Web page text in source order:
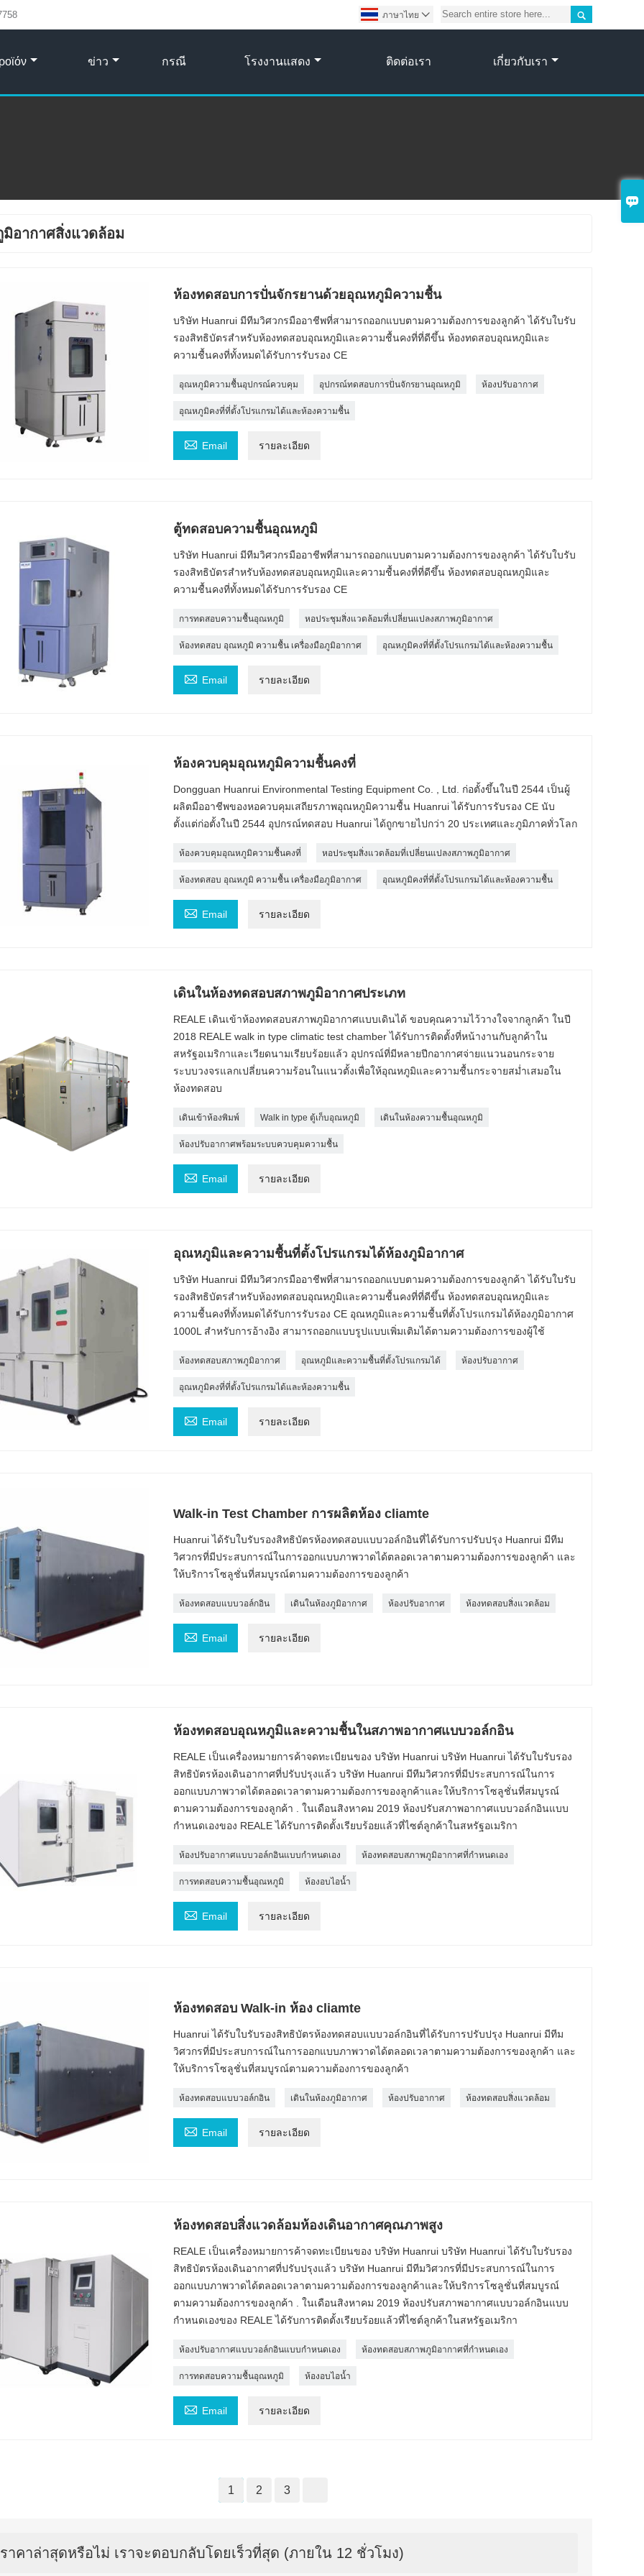


ภาษาไทย 
ข่าว กรณี โรงงานแสดง ติดต่อเรา เกี่ยวกับเรา
มิอากาศสิ่งแวดล้อม
ห้องทดสอบการปั่นจักรยานด้วยอุณหภูมิความชื้น
บริษัท Huanrui มีทีมวิศวกรมืออาชีพที่สามารถออกแบบตามความต้องการของลูกค้า ได้รับใบรับ
รองสิทธิบัตรสำหรับห้องทดสอบอุณหภูมิและความชื้นคงที่ที่ดีขึ้น ห้องทดสอบอุณหภูมิและ
ความชื้นคงที่ทั้งหมดได้รับการรับรอง CE
อุณหภูมิความชื้นอุปกรณ์ควบคุม อุปกรณ์ทดสอบการปั่นจักรยานอุณหภูมิ ห้องปรับอากาศ
อุณหภูมิคงที่ที่ตั้งโปรแกรมได้และห้องความชื้น
 Email รายละเอียด
ตู้ทดสอบความชื้นอุณหภูมิ
บริษัท Huanrui มีทีมวิศวกรมืออาชีพที่สามารถออกแบบตามความต้องการของลูกค้า ได้รับใบรับ
รองสิทธิบัตรสำหรับห้องทดสอบอุณหภูมิและความชื้นคงที่ที่ดีขึ้น ห้องทดสอบอุณหภูมิและ
ความชื้นคงที่ทั้งหมดได้รับการรับรอง CE
การทดสอบความชื้นอุณหภูมิ หอประชุมสิ่งแวดล้อมที่เปลี่ยนแปลงสภาพภูมิอากาศ
ห้องทดสอบ อุณหภูมิ ความชื้น เครื่องมือภูมิอากาศ อุณหภูมิคงที่ที่ตั้งโปรแกรมได้และห้องความชื้น
 Email รายละเอียด
ห้องควบคุมอุณหภูมิความชื้นคงที่
Dongguan Huanrui Environmental Testing Equipment Co. , Ltd. ก่อตั้งขึ้นในปี 2544 เป็นผู้
ผลิตมืออาชีพของหอควบคุมเสถียรภาพอุณหภูมิความชื้น Huanrui ได้รับการรับรอง CE นับ
ตั้งแต่ก่อตั้งในปี 2544 อุปกรณ์ทดสอบ Huanrui ได้ถูกขายไปกว่า 20 ประเทศและภูมิภาคทั่วโลก
ห้องควบคุมอุณหภูมิความชื้นคงที่ หอประชุมสิ่งแวดล้อมที่เปลี่ยนแปลงสภาพภูมิอากาศ
ห้องทดสอบ อุณหภูมิ ความชื้น เครื่องมือภูมิอากาศ อุณหภูมิคงที่ที่ตั้งโปรแกรมได้และห้องความชื้น
 Email รายละเอียด
เดินในห้องทดสอบสภาพภูมิอากาศประเภท
REALE เดินเข้าห้องทดสอบสภาพภูมิอากาศแบบเดินได้ ขอบคุณความไว้วางใจจากลูกค้า ในปี
2018 REALE walk in type climatic test chamber ได้รับการติดตั้งที่หน้างานกับลูกค้าใน
สหรัฐอเมริกาและเวียดนามเรียบร้อยแล้ว อุปกรณ์ที่มีหลายปีกอากาศจ่ายแนวนอนกระจาย
ระบบวงจรแลกเปลี่ยนความร้อนในแนวตั้งเพื่อให้อุณหภูมิและความชื้นกระจายสม่ำเสมอใน
ห้องทดสอบ
เดินเข้าห้องพิมพ์ Walk in type ตู้เก็บอุณหภูมิ เดินในห้องความชื้นอุณหภูมิ
ห้องปรับอากาศพร้อมระบบควบคุมความชื้น
 Email รายละเอียด
อุณหภูมิและความชื้นที่ตั้งโปรแกรมได้ห้องภูมิอากาศ
บริษัท Huanrui มีทีมวิศวกรมืออาชีพที่สามารถออกแบบตามความต้องการของลูกค้า ได้รับใบรับ
รองสิทธิบัตรสำหรับห้องทดสอบอุณหภูมิและความชื้นคงที่ที่ดีขึ้น ห้องทดสอบอุณหภูมิและ
ความชื้นคงที่ทั้งหมดได้รับการรับรอง CE อุณหภูมิและความชื้นที่ตั้งโปรแกรมได้ห้องภูมิอากาศ
1000L สำหรับการอ้างอิง สามารถออกแบบรูปแบบเพิ่มเติมได้ตามความต้องการของผู้ใช้
ห้องทดสอบสภาพภูมิอากาศ อุณหภูมิและความชื้นที่ตั้งโปรแกรมได้ ห้องปรับอากาศ
อุณหภูมิคงที่ที่ตั้งโปรแกรมได้และห้องความชื้น
 Email รายละเอียด
Walk-in Test Chamber การผลิตห้อง cliamte
Huanrui ได้รับใบรับรองสิทธิบัตรห้องทดสอบแบบวอล์กอินที่ได้รับการปรับปรุง Huanrui มีทีม
วิศวกรที่มีประสบการณ์ในการออกแบบภาพวาดได้ตลอดเวลาตามความต้องการของลูกค้า และ
ให้บริการโซลูชั่นที่สมบูรณ์ตามความต้องการของลูกค้า
ห้องทดสอบแบบวอล์กอิน เดินในห้องภูมิอากาศ ห้องปรับอากาศ ห้องทดสอบสิ่งแวดล้อม
 Email รายละเอียด
ห้องทดสอบอุณหภูมิและความชื้นในสภาพอากาศแบบวอล์กอิน
REALE เป็นเครื่องหมายการค้าจดทะเบียนของ บริษัท Huanrui บริษัท Huanrui ได้รับใบรับรอง
สิทธิบัตรห้องเดินอากาศที่ปรับปรุงแล้ว บริษัท Huanrui มีทีมวิศวกรที่มีประสบการณ์ในการ
ออกแบบภาพวาดได้ตลอดเวลาตามความต้องการของลูกค้าและให้บริการโซลูชั่นที่สมบูรณ์
ตามความต้องการของลูกค้า . ในเดือนสิงหาคม 2019 ห้องปรับสภาพอากาศแบบวอล์กอินแบบ
กำหนดเองของ REALE ได้รับการติดตั้งเรียบร้อยแล้วที่ไซต์ลูกค้าในสหรัฐอเมริกา
ห้องปรับอากาศแบบวอล์กอินแบบกำหนดเอง ห้องทดสอบสภาพภูมิอากาศที่กำหนดเอง
การทดสอบความชื้นอุณหภูมิ ห้องอบไอน้ำ
 Email รายละเอียด
ห้องทดสอบ Walk-in ห้อง cliamte
Huanrui ได้รับใบรับรองสิทธิบัตรห้องทดสอบแบบวอล์กอินที่ได้รับการปรับปรุง Huanrui มีทีม
วิศวกรที่มีประสบการณ์ในการออกแบบภาพวาดได้ตลอดเวลาตามความต้องการของลูกค้า และ
ให้บริการโซลูชั่นที่สมบูรณ์ตามความต้องการของลูกค้า
ห้องทดสอบแบบวอล์กอิน เดินในห้องภูมิอากาศ ห้องปรับอากาศ ห้องทดสอบสิ่งแวดล้อม
 Email รายละเอียด
ห้องทดสอบสิ่งแวดล้อมห้องเดินอากาศคุณภาพสูง
REALE เป็นเครื่องหมายการค้าจดทะเบียนของ บริษัท Huanrui บริษัท Huanrui ได้รับใบรับรอง
สิทธิบัตรห้องเดินอากาศที่ปรับปรุงแล้ว บริษัท Huanrui มีทีมวิศวกรที่มีประสบการณ์ในการ
ออกแบบภาพวาดได้ตลอดเวลาตามความต้องการของลูกค้าและให้บริการโซลูชั่นที่สมบูรณ์
ตามความต้องการของลูกค้า . ในเดือนสิงหาคม 2019 ห้องปรับสภาพอากาศแบบวอล์กอินแบบ
กำหนดเองของ REALE ได้รับการติดตั้งเรียบร้อยแล้วที่ไซต์ลูกค้าในสหรัฐอเมริกา
ห้องปรับอากาศแบบวอล์กอินแบบกำหนดเอง ห้องทดสอบสภาพภูมิอากาศที่กำหนดเอง
การทดสอบความชื้นอุณหภูมิ ห้องอบไอน้ำ
 Email รายละเอียด
1 2 3
าคาล่าสุดหรือไม่ เราจะตอบกลับโดยเร็วที่สุด (ภายใน 12 ชั่วโมง)